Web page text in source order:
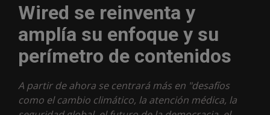
Wired se reinventa y
amplía su enfoque y su
perímetro de contenidos
A partir de ahora se centrará más en "desafíos
como el cambio climático, la atención médica, la